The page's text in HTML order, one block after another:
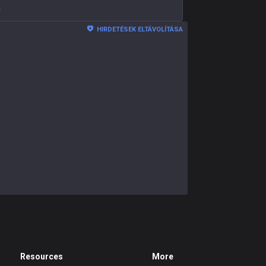
HIRDETÉSEK ELTÁVOLÍTÁSA
Resources More